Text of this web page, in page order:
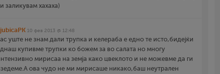
заликувам хахаха)
10 фев 2013 @ 12:48
уште не знам дали трупка и келераба е едно те исто,бидејќи
купивме трупки ко божем за во салата но многу
мирисаа на земја како цвеклото и не можевме да ги
ова чудо не ми мирисаше никако,баш неутрален